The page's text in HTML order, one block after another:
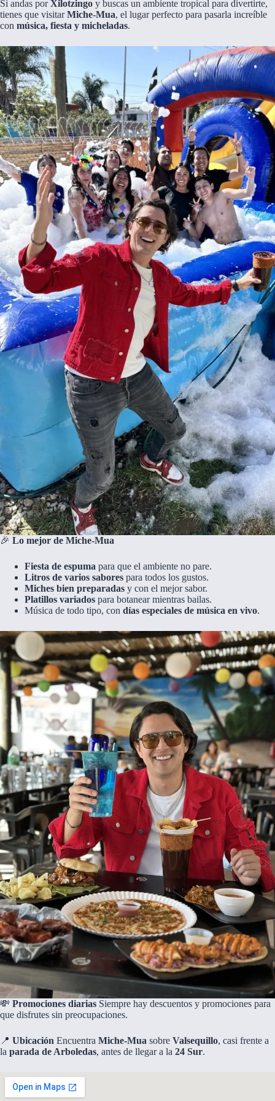
Si andas porXilotzingo y buscas un ambiente tropical para divertirte,
tienes que visitarMiche-Mua, el lugar perfecto para pasarla increíble
con música, fiesta y micheladas.
🎉 Lo mejor de Miche-Mua
Fiesta de espuma para que el ambiente no pare.
Litros de varios sabores para todos los gustos.
Miches bien preparadas y con el mejor sabor.
Platillos variados para botanear mientras bailas.
Música de todo tipo, con días especiales de música en vivo.
💸 Promociones diarias Siempre hay descuentos y promociones para
que disfrutes sin preocupaciones.
📍 Ubicación Encuentra Miche-Mua sobre Valsequillo, casi frente a
la parada de Arboledas, antes de llegar a la 24 Sur.